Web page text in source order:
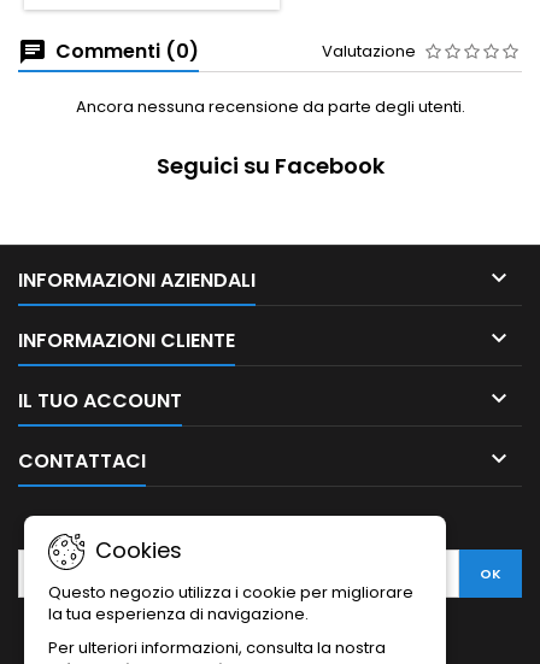
Commenti (0) Valutazione
Ancora nessuna recensione da parte degli utenti.
Seguici su Facebook
INFORMAZIONI AZIENDALI 
INFORMAZIONI CLIENTE 
IL TUO ACCOUNT 
CONTATTACI 
Cookies
Questo negozio utilizza i cookie per migliorare
la tua esperienza di navigazione.
Per ulteriori informazioni, consulta la nostra
NEWSLETTER